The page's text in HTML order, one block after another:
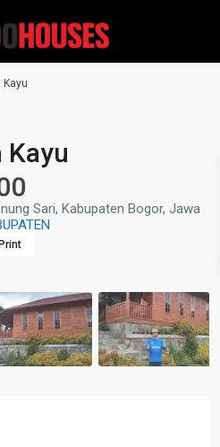
Kayu
Kayu
Sari, Kabupaten Bogor, Jawa
Print